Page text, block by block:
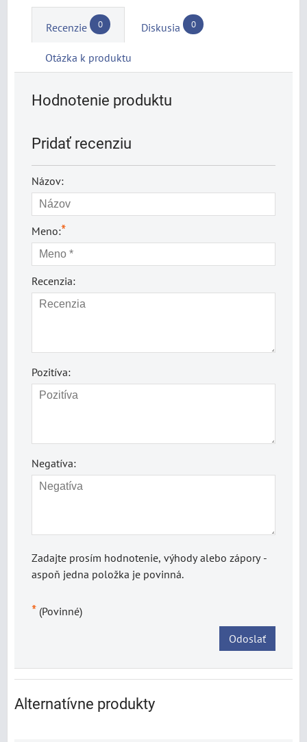
Recenzie 0 Diskusia 0
Otázka k produktu
Hodnotenie produktu
Pridať recenziu
Názov:
Meno:*
Recenzia:
Pozitíva:
Negatíva:
Zadajte prosím hodnotenie, výhody alebo zápory -
aspoň jedna položka je povinná.
* (Povinné)
Odoslať
Alternatívne produkty